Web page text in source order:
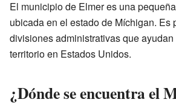
El municipio de Elmer es una
ubicada en el estado de Míchigan. Es
divisiones administrativas que
territorio en Estados Unidos.
¿Dónde se encuentra el